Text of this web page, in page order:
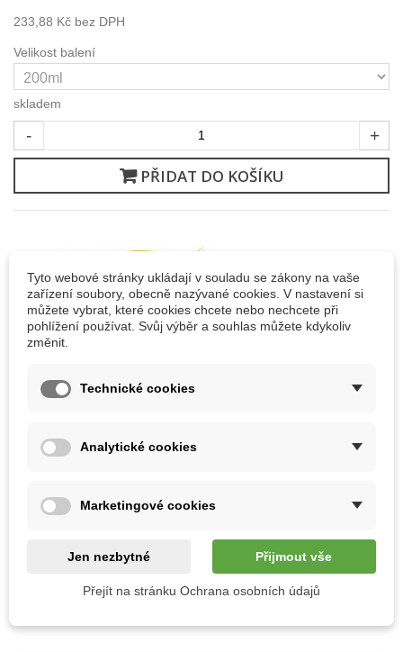
233,88 Kč bez DPH
Velikost balení
skladem
- +
PŘIDAT DO KOŠÍKU
Značka:
Přidat k porovnání
Saunová esence bezové plody
Tyto webové stránky ukládají v souladu se zákony na vaše
zařízení soubory, obecně nazývané cookies. V nastavení si
můžete vybrat, které cookies chcete nebo nechcete při
pohlížení používat. Svůj výběr a souhlas můžete kdykoliv
změnit.
Technické cookies
Analytické cookies
Marketingové cookies
Jen nezbytné Přijmout vše
Přejít na stránku Ochrana osobních údajů